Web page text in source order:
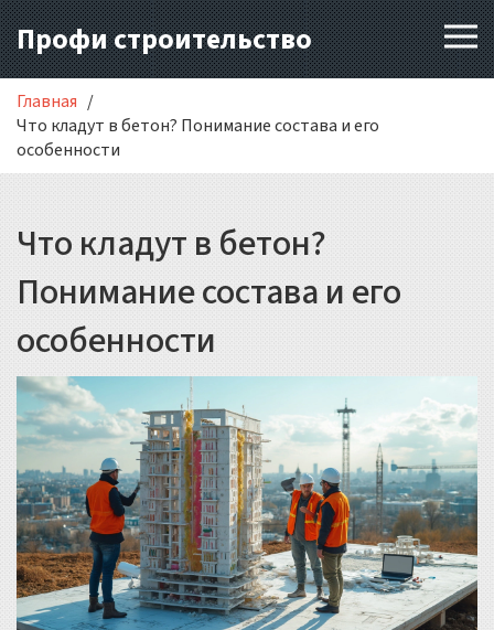
Профи строительство
Главная
Что кладут в бетон? Понимание состава и его
особенности
Что кладут в бетон?
Понимание состава и его
особенности